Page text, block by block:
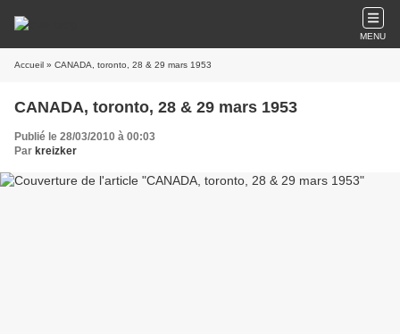
MENU
Accueil » CANADA, toronto, 28 & 29 mars 1953
CANADA, toronto, 28 & 29 mars 1953
Publié le 28/03/2010 à 00:03
Par kreizker